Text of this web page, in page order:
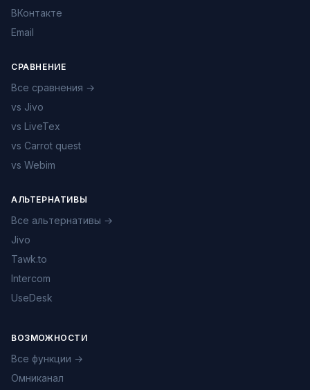
ВКонтакте
Email
СРАВНЕНИЕ
Все сравнения →
vs Jivo
vs LiveTex
vs Carrot quest
vs Webim
АЛЬТЕРНАТИВЫ
Все альтернативы →
Jivo
Tawk.to
Intercom
UseDesk
ВОЗМОЖНОСТИ
Все функции →
Омниканал